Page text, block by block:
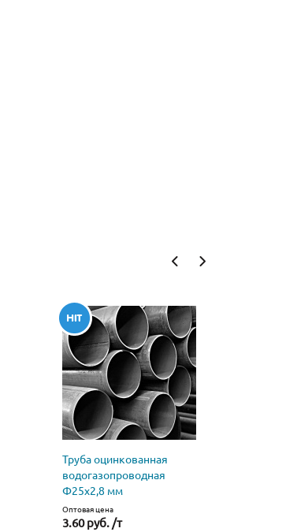
Труба оцинкованная
водогазопроводная
Ф25х2,8 мм
Оптовая цена
3.60 руб. /т